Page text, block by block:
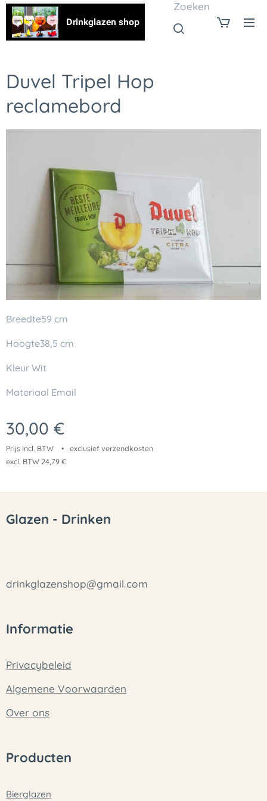
Drinkglazen shop
Zoeken
Duvel Tripel Hop
reclamebord
Breedte59 cm
Hoogte38,5 cm
Kleur Wit
Materiaal Email
30,00 €
Prijs Incl. BTW
exclusief verzendkosten
excl. BTW 24,79 €
Glazen - Drinken
drinkglazenshop@gmail.com
Informatie
Privacybeleid
Algemene Voorwaarden
Over ons
Producten
Bierglazen